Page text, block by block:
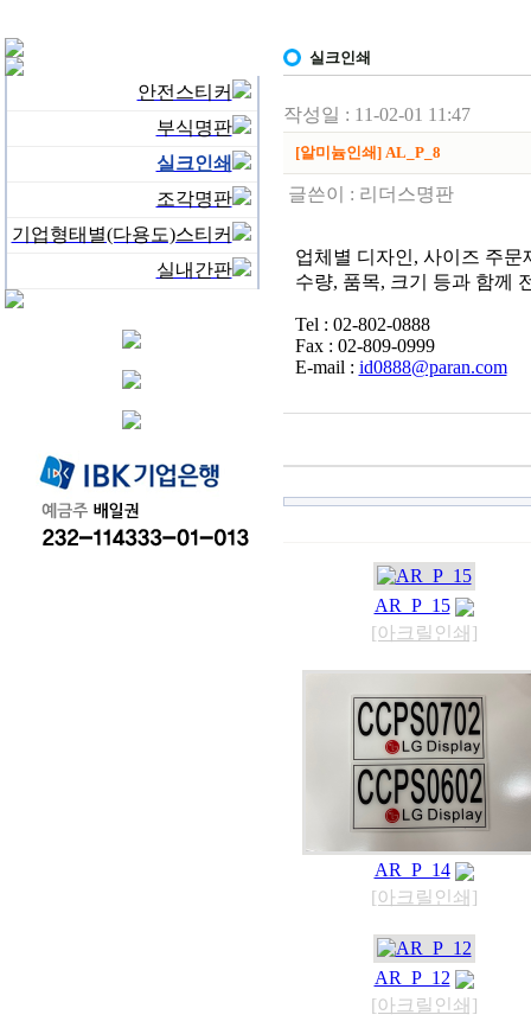
안전스티커
부식명판
실크인쇄
조각명판
기업형태별(다용도)스티커
실내간판
실크인쇄
작성일 : 11-02-01 11:47
[알미늄인쇄] AL_P_8
글쓴이 : 리더스명판
업체별 디자인, 사이즈 주문
수량, 품목, 크기 등과 함께
Tel : 02-802-0888
Fax : 02-809-0999
E-mail : id0888@paran.com
AR_P_15
[아크릴인쇄]
AR_P_14
[아크릴인쇄]
AR_P_12
[아크릴인쇄]